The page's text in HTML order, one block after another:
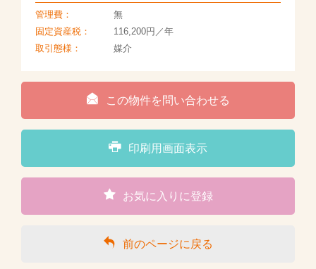
管理費：
無
固定資産税：
116,200円／年
取引態様：
媒介
この物件を問い合わせる
印刷用画面表示
お気に入りに登録
前のページに戻る